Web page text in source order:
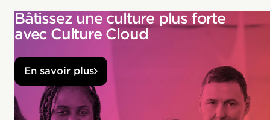
Bâtissez une culture plus forte
avec Culture Cloud
En savoir plus